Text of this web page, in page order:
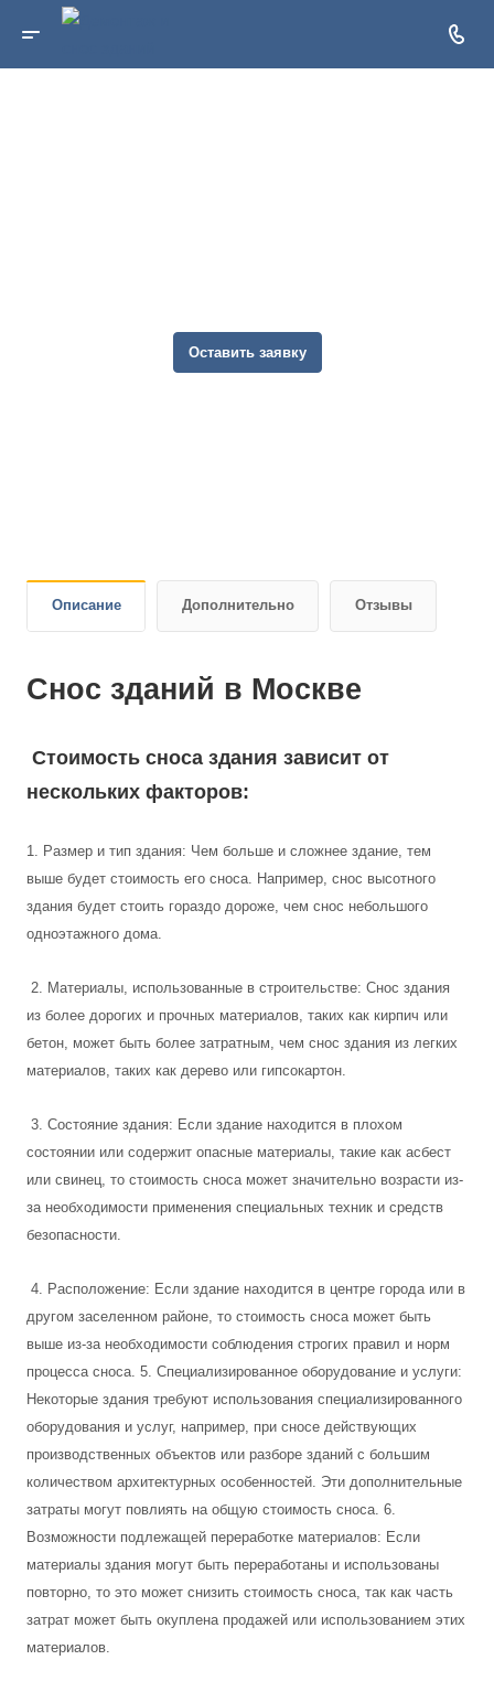
Оставить заявку
Описание Дополнительно Отзывы
Снос зданий в Москве
Стоимость сноса здания зависит от
нескольких факторов:
1. Размер и тип здания: Чем больше и сложнее здание, тем
выше будет стоимость его сноса. Например, снос высотного
здания будет стоить гораздо дороже, чем снос небольшого
одноэтажного дома.
2. Материалы, использованные в строительстве: Снос здания
из более дорогих и прочных материалов, таких как кирпич или
бетон, может быть более затратным, чем снос здания из легких
материалов, таких как дерево или гипсокартон.
3. Состояние здания: Если здание находится в плохом
состоянии или содержит опасные материалы, такие как асбест
или свинец, то стоимость сноса может значительно возрасти из-
за необходимости применения специальных техник и средств
безопасности.
4. Расположение: Если здание находится в центре города или в
другом заселенном районе, то стоимость сноса может быть
выше из-за необходимости соблюдения строгих правил и норм
процесса сноса. 5. Специализированное оборудование и услуги:
Некоторые здания требуют использования специализированного
оборудования и услуг, например, при сносе действующих
производственных объектов или разборе зданий с большим
количеством архитектурных особенностей. Эти дополнительные
затраты могут повлиять на общую стоимость сноса. 6.
Возможности подлежащей переработке материалов: Если
материалы здания могут быть переработаны и использованы
повторно, то это может снизить стоимость сноса, так как часть
затрат может быть окуплена продажей или использованием этих
материалов.